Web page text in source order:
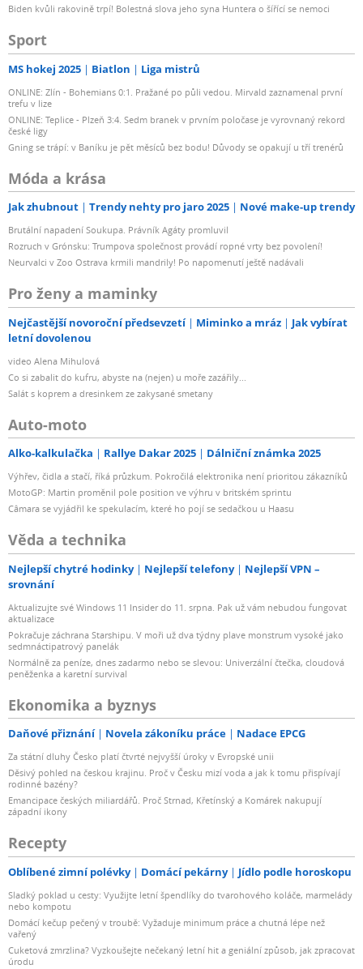
Pro zajištění čistoty signálu pracují všechny tři stupně s
dynamickým rozsahem 117 dB. Frekvenční odezva v
rozsahu 3 Hz – 32 kHz je předpokladem pro zachování
plného rejstříku vašeho nástroje. Na rozdíl od levnějších
rozhraní, která pracují s dolní hranicí kmitočtové odezvy
na úrovni 20 Hz, AXE I/O zachytí i ty nejhlubší složky
nástroje. Stejným způsobem uměle neořezává frekvence
nad hranicí 20 kHz.
PURE – transparentní mikrofonní předzesilovače
Pro potřeby nahrávání pomocí mikrofonů nabízí AXE I/O
uživateli dva mikrofonní předzesilovače PURE, které mají
– zcela v duchu významu tohoto anglického slova –
zajistit čistý a transparentní zvukový záznam.
Tyto mikrofonní preampy se vyznačují širokou a
± 0,5 dB (na 96 kHz). Vyhýbají se tak nežádoucímu
původní zvukový charakter akustické kytary, piana či
jiného snímaného nástroje. Zároveň s tím respektují i
„rukopis“ použitého mikrofonu.
S dynamickým rozsahem 116 dB dokáží tyto
tichými nástroji, tak s těmi nejhlasitějšími kytarovými
aparaturami.
Zvuk a feeling, jak je neznáte
Charakter kytarových snímačů se může velmi dramaticky
změnit v důsledku impedance použitého předzesilovače.
Zatímco u mnoha kytarových zesilovačů se setkáte se
zatížením 1 MOhm, efektové pedály pracují s mnohem
nižší impedancí. To je také důvod, proč se zvuk i způsob,
jakým vaše kytara reaguje, mění společně se zařízením,
do kterého ji zapojíte.
Díky patentovanému obvodu s technologií Z-TONE™
můžete impedanci, která pracuje s vašimi snímači,
nastavit kdekoliv v rozmezí od „ostřejšího“ nastavení 1
MOhm, až po „tučnější“ hodnotu 2,2 kOhm.
Při maximálním nastavení impedance bude váš zvuk
užší, ostřejší a více přesný. Nižší zatížení má za následek
Biden kvůli rakovině trpí! Bolestná slova jeho syna Huntera o šířící se nemoci
Sport
MS hokej 2025 Biatlon Liga mistrů
ONLINE: Zlín - Bohemians 0:1. Pražané po půli vedou. Mirvald zaznamenal první
trefu v lize
ONLINE: Teplice - Plzeň 3:4. Sedm branek v prvním poločase je vyrovnaný rekord
české ligy
Gning se trápí: v Baníku je pět měsíců bez bodu! Důvody se opakují u tří trenérů
Móda a krása
Jak zhubnout Trendy nehty pro jaro 2025 Nové make-up trendy
Brutální napadení Soukupa. Právník Agáty promluvil
Rozruch v Grónsku: Trumpova společnost provádí ropné vrty bez povolení!
Neurvalci v Zoo Ostrava krmili mandrily! Po napomenutí ještě nadávali
Pro ženy a maminky
Nejčastější novoroční předsevzetí Miminko a mráz
Jak vybírat
letní dovolenou
video Alena Mihulová
Co si zabalit do kufru, abyste na (nejen) u moře zazářily...
Salát s koprem a dresinkem ze zakysané smetany
Auto-moto
Alko-kalkulačka Rallye Dakar 2025 Dálniční známka 2025
Výhřev, čidla a stačí, říká průzkum. Pokročilá elektronika není prioritou zákazníků
MotoGP: Martin proměnil pole position ve výhru v britském sprintu
Câmara se vyjádřil ke spekulacím, které ho pojí se sedačkou u Haasu
Věda a technika
Nejlepší chytré hodinky Nejlepší telefony
Nejlepší VPN –
srovnání
Aktualizujte své Windows 11 Insider do 11. srpna. Pak už vám nebudou fungovat
aktualizace
Pokračuje záchrana Starshipu. V moři už dva týdny plave monstrum vysoké jako
sedmnáctipatrový panelák
Normálně za peníze, dnes zadarmo nebo se slevou: Univerzální čtečka, cloudová
peněženka a karetní survival
Ekonomika a byznys
Daňové přiznání Novela zákoníku práce Nadace EPCG
Za státní dluhy Česko platí čtvrté nejvyšší úroky v Evropské unii
Děsivý pohled na českou krajinu. Proč v Česku mizí voda a jak k tomu přispívají
rodinné bazény?
Emancipace českých miliardářů. Proč Strnad, Křetínský a Komárek nakupují
západní ikony
Recepty
Oblíbené zimní polévky Domácí pekárny Jídlo podle horoskopu
Sladký poklad u cesty: Využijte letní špendlíky do tvarohového koláče, marmelády
nebo kompotu
Domácí kečup pečený v troubě: Vyžaduje minimum práce a chutná lépe než
vařený
Cuketová zmrzlina? Vyzkoušejte nečekaný letní hit a geniální způsob, jak zpracovat
úrodu